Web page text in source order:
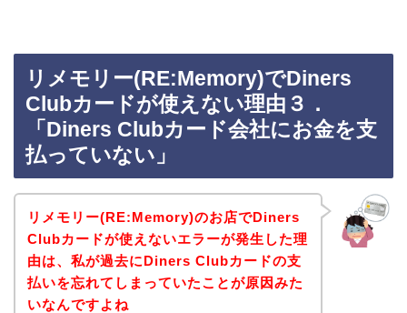
リメモリー(RE:Memory)でDiners
Clubカードが使えない理由３．
「Diners Clubカード会社にお金を支
払っていない」
リメモリー(RE:Memory)のお店でDiners
Clubカードが使えないエラーが発生した理
由は、私が過去にDiners Clubカードの支
払いを忘れてしまっていたことが原因みた
いなんですよね